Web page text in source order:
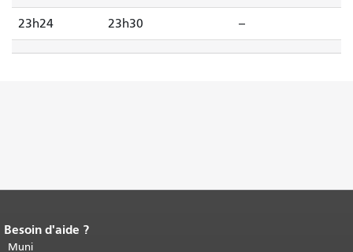
23h24 23h30 --
Fin du contenu de la page.
cette page se répète sur chaque page.
Besoin d'aide ?
Muni